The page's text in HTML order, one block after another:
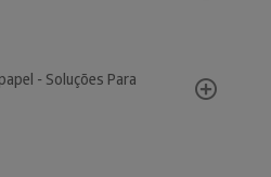
- Soluções Para